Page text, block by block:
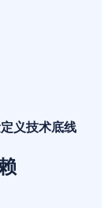
义技术底线